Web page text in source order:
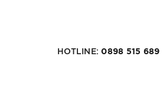
HOTLINE: 0898 515 689